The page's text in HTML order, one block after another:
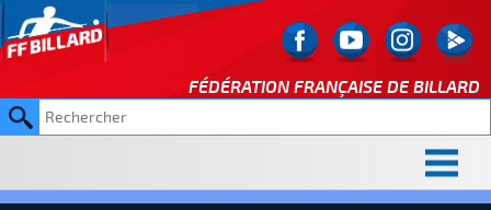
FÉDÉRATION FRANÇAISE DE BILLARD